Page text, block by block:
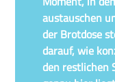
austauschen
der Brotdose
darauf, wie
den restlichen